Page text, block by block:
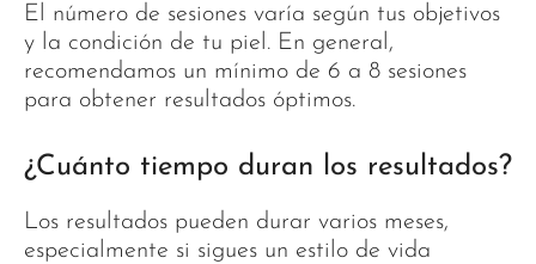
El número de sesiones varía según tus objetivos
y la condición de tu piel. En general,
recomendamos un mínimo de 6 a 8 sesiones
para obtener resultados óptimos.
¿Cuánto tiempo duran los resultados?
Los resultados pueden durar varios meses,
especialmente si sigues un estilo de vida